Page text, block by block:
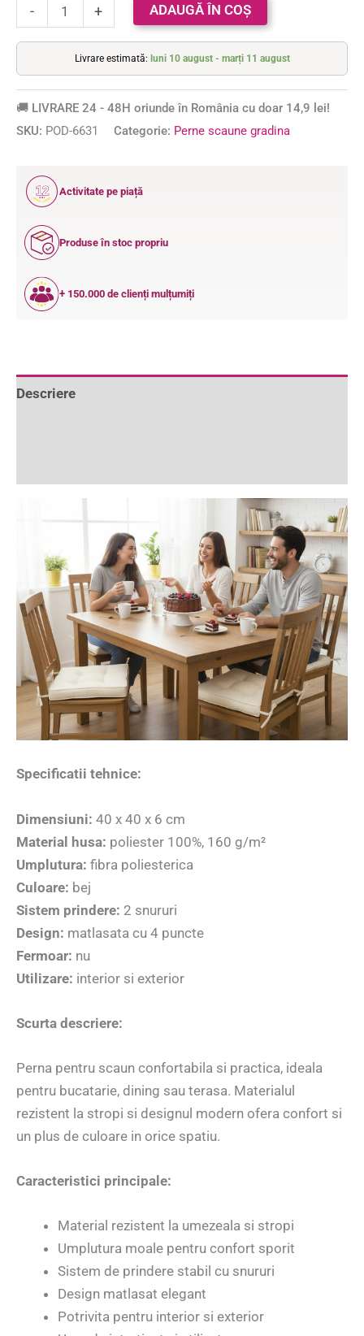
- + ADAUGĂ ÎN COȘ
Livrare estimată: luni 10 august - marți 11 august
🚚 LIVRARE 24 - 48H oriunde în România cu doar 14,9 lei!
SKU: POD-6631 Categorie: Perne scaune gradina
12
ANI
Activitate pe piață
Produse în stoc propriu
+ 150.000 de clienți mulțumiți
Descriere
Specificatii tehnice:
Dimensiuni: 40 x 40 x 6 cm
Material husa: poliester 100%, 160 g/m²
Umplutura: fibra poliesterica
Culoare: bej
Sistem prindere: 2 snururi
Design: matlasata cu 4 puncte
Fermoar: nu
Utilizare: interior si exterior
Scurta descriere:
Perna pentru scaun confortabila si practica, ideala
pentru bucatarie, dining sau terasa. Materialul
rezistent la stropi si designul modern ofera confort si
un plus de culoare in orice spatiu.
Caracteristici principale:
Material rezistent la umezeala si stropi
Umplutura moale pentru confort sporit
Sistem de prindere stabil cu snururi
Design matlasat elegant
Potrivita pentru interior si exterior